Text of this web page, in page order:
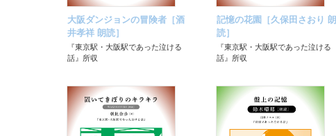
大阪ダンジョンの冒険者［酒
井孝祥 朗読］
『東京駅・大阪駅であった泣ける
話』所収
記憶の花園［久保田さおり 朗
読］
『東京駅・大阪駅であった泣ける
話』所収